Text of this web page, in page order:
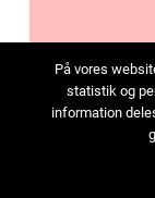
På vores
statistik og
information